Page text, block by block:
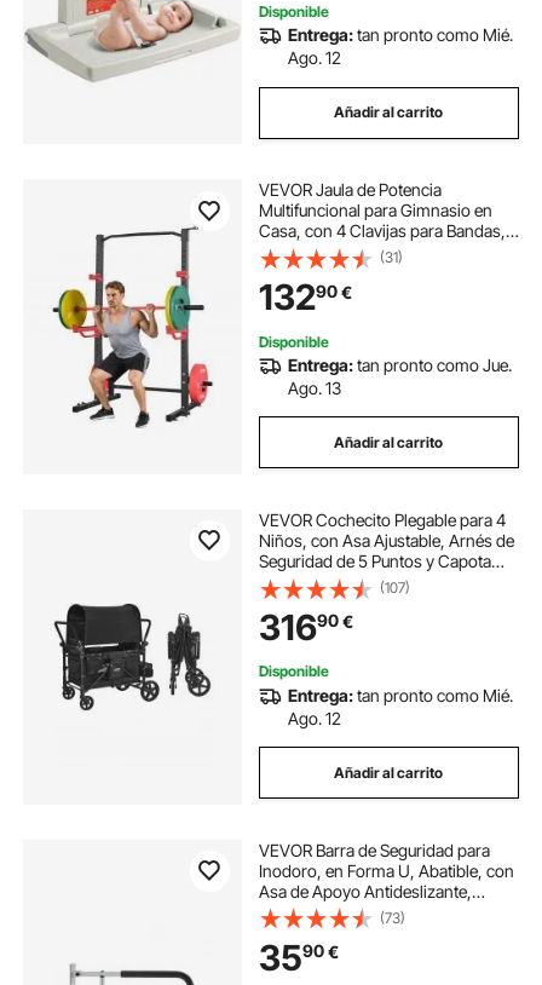
Disponible
Entrega:tan pronto como Mié.
Ago. 12
Añadir al carrito
VEVOR Jaula de Potencia
Multifuncional para Gimnasio en
Casa, con 4 Clavijas para Bandas,
Ganchos en J Ajustables y Barras
de Seguridad para Sentadillas con
Barra, Press de Banca y Dominadas
(31)
13290€
Disponible
Entrega:tan pronto como Jue.
Ago. 13
Añadir al carrito
VEVOR Cochecito Plegable para 4
Niños, con Asa Ajustable, Arnés de
Seguridad de 5 Puntos y Capota
Extraíble, 4 Plazas, para Camping,
Negro(Carga de 150 kg), Acero al
Carbono, 1650 x 725 x 1250 mm
(107)
31690€
Disponible
Entrega:tan pronto como Mié.
Ago. 12
Añadir al carrito
VEVOR Barra de Seguridad para
Inodoro, en Forma U, Abatible, con
Asa de Apoyo Antideslizante,
Carga de 136 kg para Personas
Mayores, Discapacitadas y
Embarazadas, 230 x 75 x 605 mm,
Plata Mate
(73)
3590€